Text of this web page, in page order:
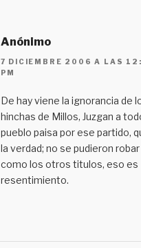
Anónimo
7 DICIEMBRE 2006 A LAS
PM
De hay viene la ignorancia de
hinchas de Millos, Juzgan a
pueblo paisa por ese partido,
la verdad; no se pudieron robar
como los otros titulos, eso es
resentimiento.